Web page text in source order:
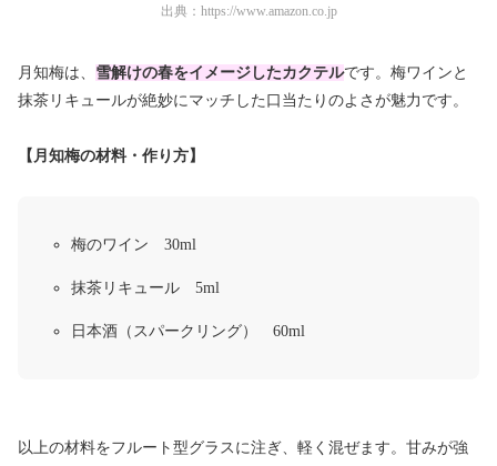
出典： https://www.amazon.co.jp
月知梅は、 雪解けの春をイメージしたカクテルです。梅ワインと
抹茶リキュールが絶妙にマッチした口当たりのよさが魅力です。
【月知梅の材料・作り方】
梅のワイン 30ml
抹茶リキュール 5ml
日本酒（スパークリング） 60ml
以上の材料をフルート型グラスに注ぎ、軽く混ぜます。甘みが強